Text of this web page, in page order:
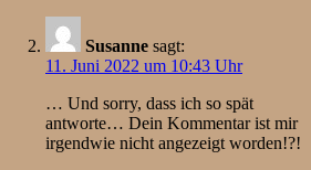
Susanne sagt:
11. Juni 2022 um 10:43 Uhr
… Und sorry, dass ich so spät
antworte… Dein Kommentar ist mir
irgendwie nicht angezeigt worden!?!